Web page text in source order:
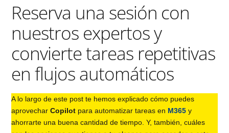
Reserva una sesión con
nuestros expertos y
convierte tareas repetitivas
en flujos automáticos
A lo largo de este post te hemos explicado cómo puedes
aprovecharCopilot para automatizar tareas en M365 y
ahorrarte una buena cantidad de tiempo. Y, también, cuáles